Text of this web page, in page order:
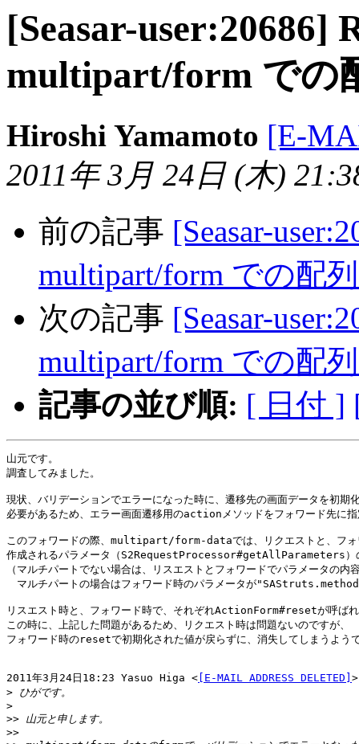
[Seasar-user:20686]
multipart/form での
Hiroshi Yamamoto [E-
2011年 3月 24日 (木)
前の記事 [Seasar-
multipart/form での配
次の記事 [Seasar-
multipart/form での配
記事の並び順: [ 日付 ]
山元です。
調査してみました。
現状、バリデーションでエラーになった時に、遷移先の画面データを初期
必要があるため、エラー画面遷移用のactionメソッドをフォワード先に
このフォワードの際、multipart/form-dataでは、リクエストと、フォ
作成されるパラメータ（S2RequestProcessor#getAllParameters）
（マルチパートでない場合は、リスエストとフォワードでパラメータの内
マルチパートの場合はフォワード時のパラメータが
リスエスト時と、フォワード時で、それぞれActionForm#resetが呼ば
この時に、上記した問題があるため、リクエスト時は問題ないのですが、
フォワード時のresetで初期化された値が戻らずに、消失してしまうよう
2011年3月24日18:23 Yasuo Higa < [E-MAIL ADDRESS DELETED]
>
>
>>
>>